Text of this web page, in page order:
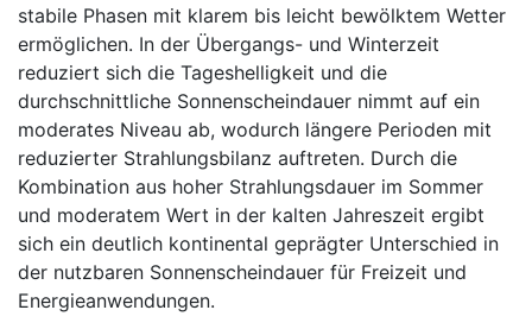
stabile Phasen mit klarem bis leicht bewölktem Wetter
ermöglichen. In der Übergangs- und Winterzeit
reduziert sich die Tageshelligkeit und die
durchschnittliche Sonnenscheindauer nimmt auf ein
moderates Niveau ab, wodurch längere Perioden mit
reduzierter Strahlungsbilanz auftreten. Durch die
Kombination aus hoher Strahlungsdauer im Sommer
und moderatem Wert in der kalten Jahreszeit ergibt
sich ein deutlich kontinental geprägter Unterschied in
der nutzbaren Sonnenscheindauer für Freizeit und
Energieanwendungen.